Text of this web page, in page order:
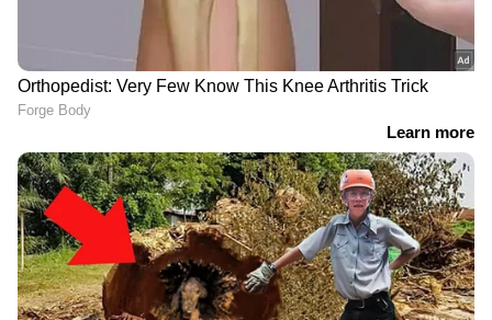
എയർ ഇന്ത്യ വിമാനം
ആകാശച്ചുഴിയിൽപെട്ട
സംഭവം: ഡിജിസിഎക്ക്
യാത്രക്കാരൻ; സമഗ്ര
അന്വേഷണം വേണമെന്ന്
ആവശ്യം
തീര്‍ത്ത് ഹരിതകര്‍മ സേന,
വര്‍ഷം മാത്രം ശേഖരിച്ചത്
36107 മെട്രിക് ടണ്‍
അജൈവ മാലിന്യം